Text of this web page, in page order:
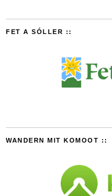
FET A SÓLLER ::
WANDERN MIT KOMOOT ::